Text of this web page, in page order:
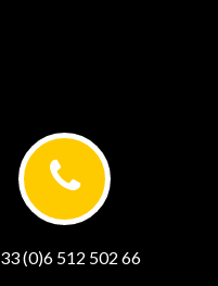
(0)6 512 502 66